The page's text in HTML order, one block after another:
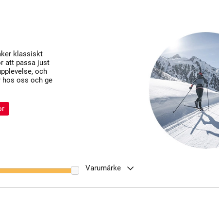
klassiskt
att passa just
och
hos oss och ge
Varumärke